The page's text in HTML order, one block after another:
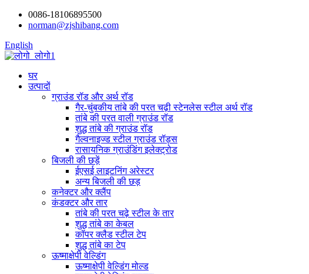
0086-18106895500
norman@zjshibang.com
English
घर
उत्पादों
ग्राउंड रॉड और अर्थ रॉड
गैर-चुंबकीय तांबे की परत चढ़ी स्टेनलेस स्टील अर्थ रॉड
तांबे की परत वाली ग्राउंड रॉड
शुद्ध तांबे की ग्राउंड रॉड
गैल्वनाइज्ड स्टील ग्राउंड रॉड्स
रासायनिक ग्राउंडिंग इलेक्ट्रोड
बिजली की छड़ें
ईएसई लाइटनिंग अरेस्टर
अन्य बिजली की छड़
कनेक्टर और क्लैंप
कंडक्टर और तार
तांबे की परत चढ़े स्टील के तार
शुद्ध तांबे का केबल
कॉपर क्लैड स्टील टेप
शुद्ध तांबे का टेप
ऊष्माक्षेपी वेल्डिंग
ऊष्माक्षेपी वेल्डिंग मोल्ड